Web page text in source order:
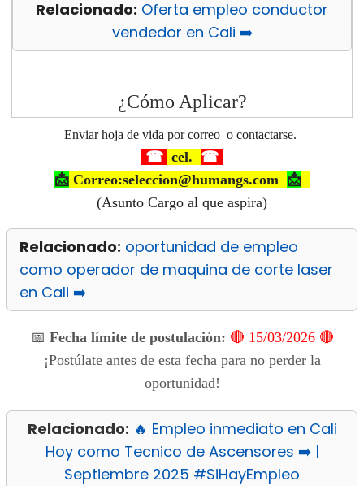
Relacionado: Oferta empleo conductor
vendedor en Cali ➡️
¿Cómo Aplicar?
Enviarhoja de vida por correo o contactarse.
☎ cel. ☎
📩 Correo:seleccion@humangs.com 📩
(Asunto Cargo al que aspira)
Relacionado: oportunidad de empleo
como operador de maquina de corte laser
en Cali ➡️
📅 Fecha límite de postulación: 🔴 15/03/2026 🔴
¡Postúlate antes de esta fecha para no perder la
oportunidad!
Relacionado: 🔥 Empleo inmediato en Cali
Hoy como Tecnico de Ascensores ➡️ |
Septiembre 2025 #SiHayEmpleo